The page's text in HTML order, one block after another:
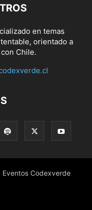
en temas
orientado a
Chile.
Eventos Codexverde